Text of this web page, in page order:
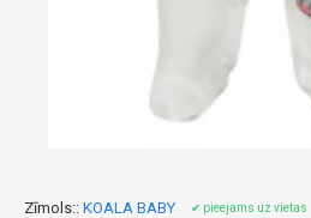
Zīmols:: KOALA BABY ✔ pieejams uz vietas